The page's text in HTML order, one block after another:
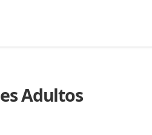
Adultos